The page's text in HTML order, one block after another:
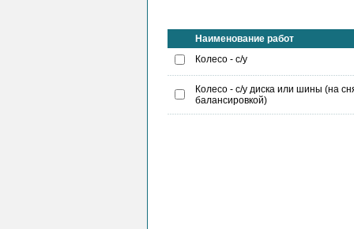
Наименование работ
Колесо - с/у
Колесо - с/у диска или шины (на
балансировкой)